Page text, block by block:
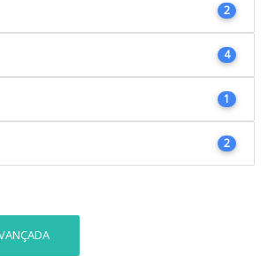
2
4
1
2